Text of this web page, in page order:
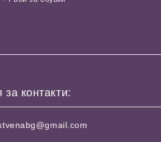
контакти: